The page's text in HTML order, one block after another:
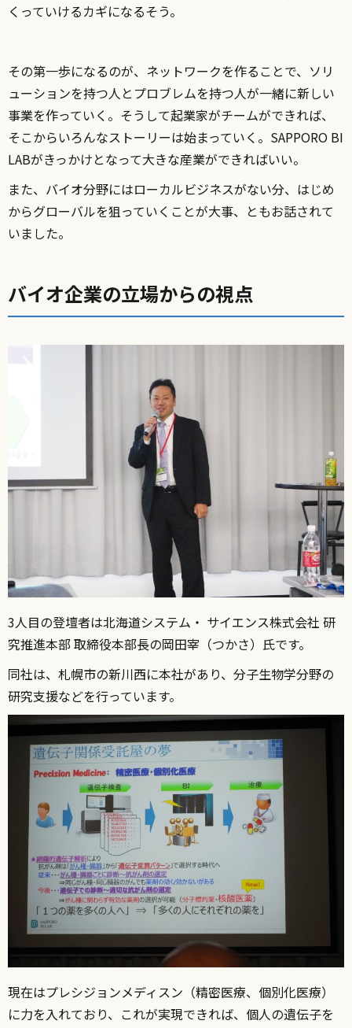
くっていけるカギになるそう。
その第一歩になるのが、ネットワークを作ることで、ソリ
ューションを持つ人とプロブレムを持つ人が一緒に新しい
事業を作っていく。そうして起業家がチームができれば、
そこからいろんなストーリーは始まっていく。SAPPORO BI
LABがきっかけとなって大きな産業ができればいい。
また、バイオ分野にはローカルビジネスがない分、はじめ
からグローバルを狙っていくことが大事、ともお話されて
いました。
バイオ企業の立場からの視点
3人目の登壇者は北海道システム・ サイエンス株式会社 研
究推進本部 取締役本部長の岡田宰（つかさ）氏です。
同社は、札幌市の新川西に本社があり、分子生物学分野の
研究支援などを行っています。
現在はプレシジョンメディスン（精密医療、個別化医療）
に力を入れており、これが実現できれば、個人の遺伝子を